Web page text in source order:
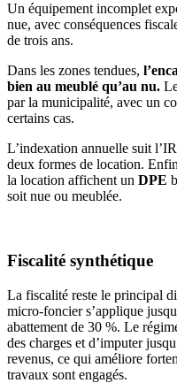
Un équipement incomplet
nue, avec conséquences
de trois ans.
Dans les zones tendues,
bien au meublé qu’au nu.
par la municipalité, avec un
certains cas.
L’indexation annuelle suit
deux formes de location.
la location affichent un DPE
soit nue ou meublée.
Fiscalité synthétique
La fiscalité reste le principal
micro-foncier s’applique
abattement de 30 %. Le
des charges et d’imputer
revenus, ce qui améliore
travaux sont engagés.